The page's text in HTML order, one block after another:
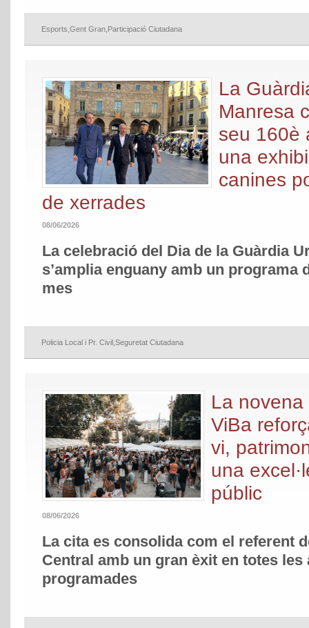
Esports Gent Gran Participació Ciutadana
La
Manresa
seu 160è
una
canines
de xerrades
08/06/2026
La celebració del Dia de la Guàrdia
s’amplia enguany amb un programa
mes
Policia Local i Pr. Civil Seguretat Ciutadana
La
ViBa
vi,
una
públic
08/06/2026
La cita es consolida com el referent
Central amb un gran èxit en totes les
programades